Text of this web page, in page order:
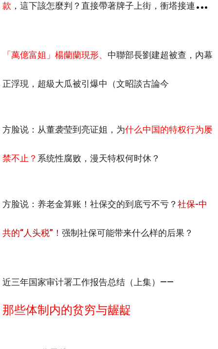
款 ，這下該怎麼判？直接帶著牌子上街，衝塔接連不
「萬億富姐」楊蘭蘭現形、 中聯部長劉建超被查，內幕
正浮現，超級大瓜被引爆中（文昭談古論今
方脸说：从董袭莹到亮证姐，为什么中国的特权行为屡
禁不止？ 系统性腐败，漫天特权何时休？
方脸说：养老金算账！社保交的到底亏不亏？ 社保-中
共的“人头税”！ 强制社保可能带来什么样的后果？
近三年国家审计署工作报告总结（上集）——
那些体制内的贫穷与龌龊